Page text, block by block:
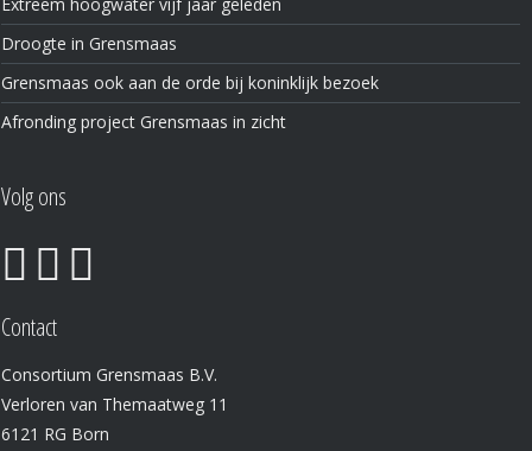
Droogte in Grensmaas
Grensmaas ook aan de orde bij koninklijk bezoek
Afronding project Grensmaas in zicht
Volg ons
Contact
Consortium Grensmaas B.V.
Verloren van Themaatweg 11
6121 RG Born